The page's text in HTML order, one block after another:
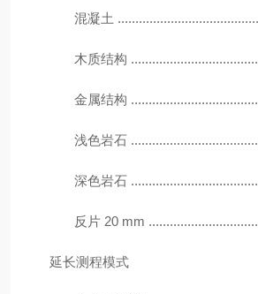
混凝土
木质结构
金属结构
浅色岩石
深色岩石
反片 20 mm
延长测程模式